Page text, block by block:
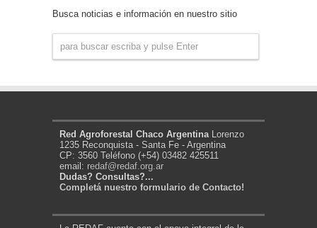
Busca noticias e información en nuestro sitio
Red Agroforestal Chaco Argentina Lorenzo
1235 Reconquista - Santa Fe - Argentina
CP: 3560 Teléfono (+54) 03482 425511
email: redaf@redaf.org.ar
Dudas? Consultas?...
Completá nuestro formulario de Contacto!